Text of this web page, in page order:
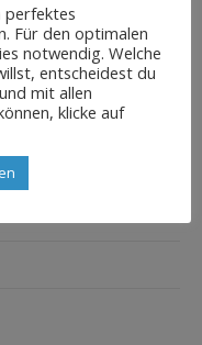
perfektes
Für den optimalen
notwendig. Welche
entscheidest du
mit allen
klicke auf